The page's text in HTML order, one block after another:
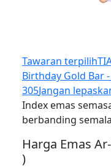
Tawaran terpilih
Birthday Gold Bar
305Jangan
Index emas
berbanding
Harga Emas
)